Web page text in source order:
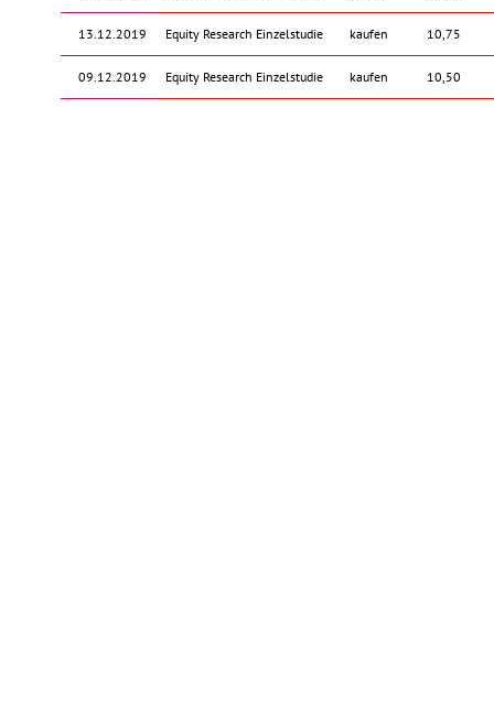
13.12.2019 Equity Research Einzelstudie kaufen 10,75
09.12.2019 Equity Research Einzelstudie kaufen 10,50